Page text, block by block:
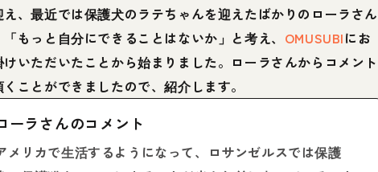
え、最近では保護犬のラテちゃんを迎えたばかりのローラさん
もっと自分にできることはないか」と考え、 OMUSUBIにお
けいただいたことから始まりました。ローラさんからコメント
ことができましたので、紹介します。
ーラさんのコメント
メリカで生活するようになって、ロサンゼルスでは保護